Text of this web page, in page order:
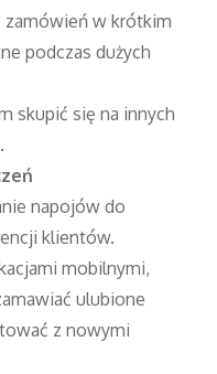
zamówień w krótkim
podczas dużych
skupić się na innych
napojów do
klientów.
mobilnymi,
ulubione
z nowymi